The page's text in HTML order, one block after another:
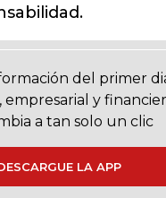
del primer
empresarial y
a tan solo un clic
LA APP